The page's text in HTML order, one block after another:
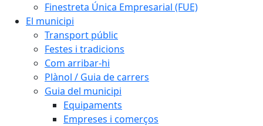
Finestreta Única Empresarial (FUE)
El municipi
Transport públic
Festes i tradicions
Com arribar-hi
Plànol / Guia de carrers
Guia del municipi
Equipaments
Empreses i comerços